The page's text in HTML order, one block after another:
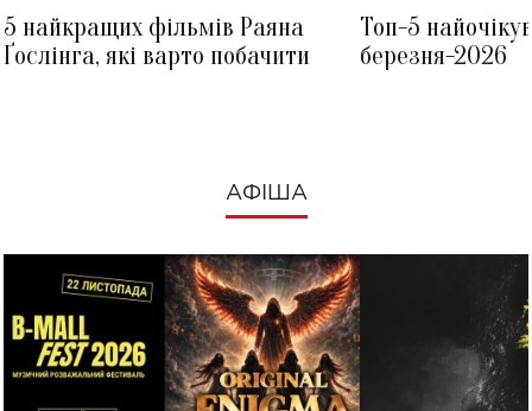
5 найкращих фільмів Раяна
Ґослінга, які варто побачити
Топ-5
березня-2026
АФІША